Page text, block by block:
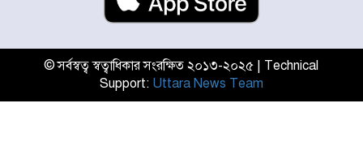
আন্তর্জাতিক আদিবাসী দিবস: রাষ্ট্রের
দায়িত্ব ও দায়বদ্ধতা II – মং এ খেন
যৌথ প্রতিরক্ষা চুক্তি স্বাক্ষর করেছে
সৌদি-তুরস্ক-পাকিস্তান
© সর্বস্বত্ব স্বত্বাধিকার সংরক্ষিত ২০১৩-২০২৫ | Technical
Support: Uttara News Team